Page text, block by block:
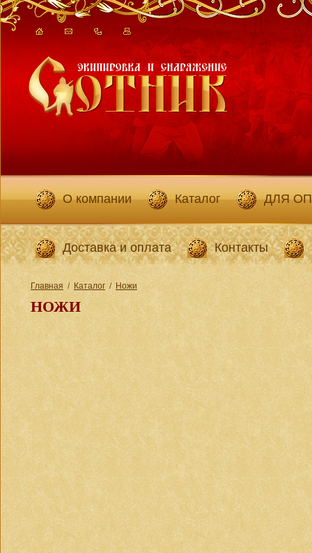
О компании Каталог ДЛЯ
Доставка и оплата Контакты
Главная / Каталог / Ножи
НОЖИ